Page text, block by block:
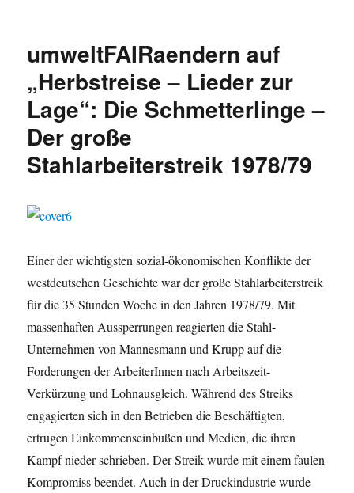
zur
Lage“:
Die
Das
umweltFAIRaendern auf
„Herbstreise – Lieder zur
Lage“: Die Schmetterlinge –
Der große
Stahlarbeiterstreik 1978/79
Einer der wichtigsten sozial-ökonomischen Konflikte der
westdeutschen Geschichte war der große Stahlarbeiterstreik
für die 35 Stunden Woche in den Jahren 1978/79. Mit
massenhaften Aussperrungen reagierten die Stahl-
Unternehmen von Mannesmann und Krupp auf die
Forderungen der ArbeiterInnen nach Arbeitszeit-
Verkürzung und Lohnausgleich. Während des Streiks
engagierten sich in den Betrieben die Beschäftigten,
ertrugen Einkommenseinbußen und Medien, die ihren
Kampf nieder schrieben. Der Streik wurde mit einem faulen
Kompromiss beendet. Auch in der Druckindustrie wurde